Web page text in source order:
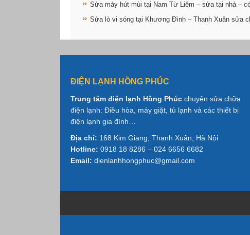
Sửa máy hút mùi tại Nam Từ Liêm – sửa tại nhà –
Sửa lò vi sóng tại Khương Đình – Thanh Xuân sửa
ĐIỆN LẠNH HỒNG PHÚC
Trung tâm điện lạnh Hồng Phúc chuyên sửa chữa
điện lạnh: Điều hòa, máy giặt, tủ lạnh và các thiết bị
điện lạnh gia đình…
Địa chỉ: 168 Kim Giang, Thanh Xuân, Hà Nội
Hotline: 0918 18 8286 – 024 6656 6682
Email: dienlanhhongphuc@gmail.com